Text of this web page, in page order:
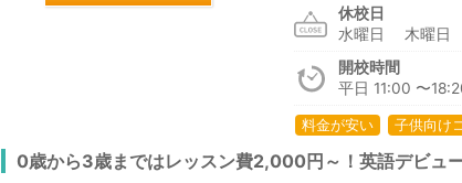
休校日
水曜日 木曜
開校時間
平日 11:00 〜
料金が安い 子供向け
0歳から3歳まではレッスン費2,000円～！英語デビュ